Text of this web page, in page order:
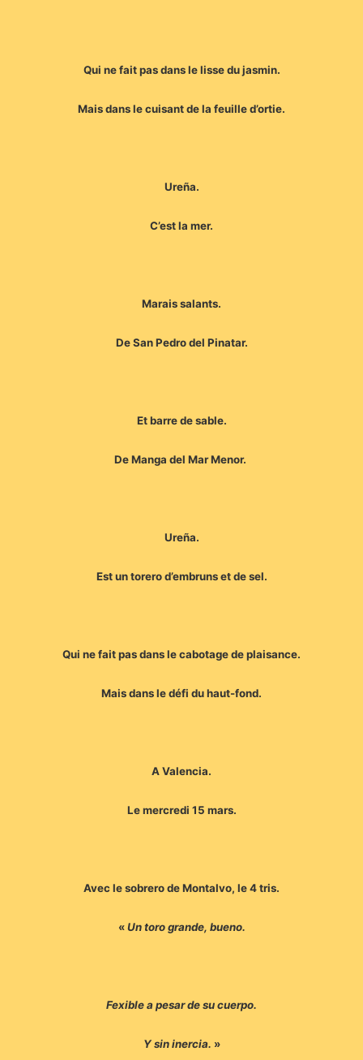
Qui ne fait pas dans le lisse du jasmin.
Mais dans le cuisant de la feuille d’ortie.
Ureña.
C’est la mer.
Marais salants.
De San Pedro del Pinatar.
Et barre de sable.
De Manga del Mar Menor.
Ureña.
Est un torero d’embruns et de sel.
Qui ne fait pas dans le cabotage de plaisance.
Mais dans le défi du haut-fond.
A Valencia.
Le mercredi 15 mars.
Avec le sobrero de Montalvo, le 4 tris.
«Un toro grande, bueno.
Fexible a pesar de su cuerpo.
Y sin inercia. »